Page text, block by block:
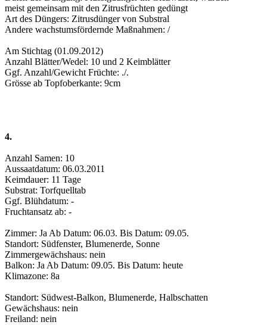
meist gemeinsam mit den Zitrusfrüchten gedüngt
Art des Düngers: Zitrusdünger von Substral
Andere wachstumsfördernde Maßnahmen: /
Am Stichtag (01.09.2012)
Anzahl Blätter/Wedel: 10 und 2 Keimblätter
Ggf. Anzahl/Gewicht Früchte: ./.
Grösse ab Topfoberkante: 9cm
4.
Anzahl Samen: 10
Aussaatdatum: 06.03.2011
Keimdauer: 11 Tage
Substrat: Torfquelltab
Ggf. Blühdatum: -
Fruchtansatz ab: -
Zimmer: Ja Ab Datum: 06.03. Bis Datum: 09.05.
Standort: Südfenster, Blumenerde, Sonne
Zimmergewächshaus: nein
Balkon: Ja Ab Datum: 09.05. Bis Datum: heute
Klimazone: 8a
Standort: Südwest-Balkon, Blumenerde, Halbschatten
Gewächshaus: nein
Freiland: nein